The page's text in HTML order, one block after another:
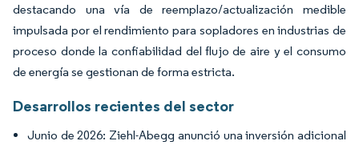
destacando una vía de reemplazo/actualización medible
impulsada por el rendimiento para sopladores en industrias de
proceso donde la confiabilidad del flujo de aire y el consumo
de energía se gestionan de forma estricta.
Desarrollos recientes del sector
Junio de 2026: Ziehl-Abegg anunció una inversión adicional